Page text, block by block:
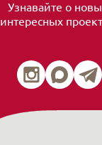
Узнавайте о
интересных